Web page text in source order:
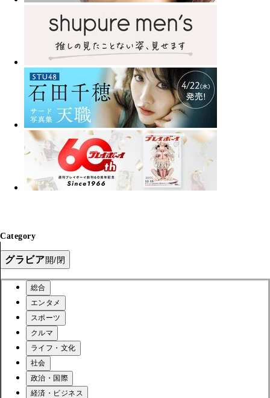
Category
グラビア開/閉
総合
エンタメ
スポーツ
クルマ
ライフ・文化
社会
政治・国際
経済・ビジネス